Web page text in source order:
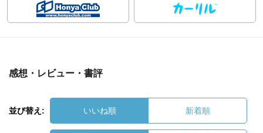
感想・レビュー・書評
並び替え: いいね順 新着順